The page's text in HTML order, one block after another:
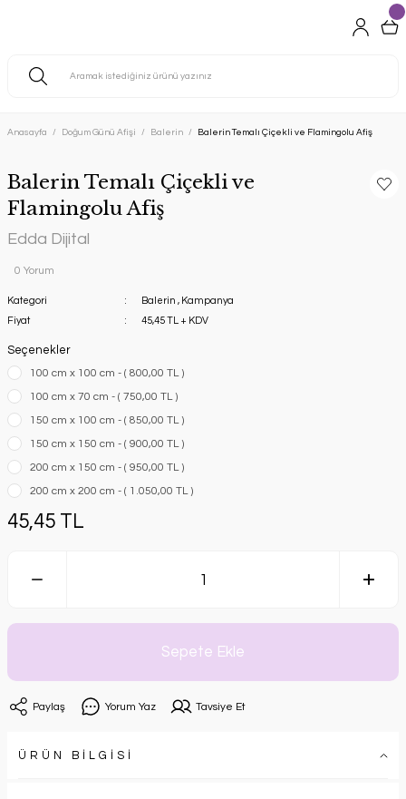
Anasayfa Doğum Günü Afişi Balerin Balerin Temalı Çiçekli ve Flamingolu Afiş
Balerin Temalı Çiçekli ve
Flamingolu Afiş
Edda Dijital
0 Yorum
Kategori Balerin , Kampanya
Fiyat
45,45 TL + KDV
Seçenekler
100 cm x 100 cm - ( 800,00 TL )
100 cm x 70 cm - ( 750,00 TL )
150 cm x 100 cm - ( 850,00 TL )
150 cm x 150 cm - ( 900,00 TL )
200 cm x 150 cm - ( 950,00 TL )
200 cm x 200 cm - ( 1.050,00 TL )
45,45 TL
Sepete Ekle
Paylaş Yorum Yaz Tavsiye Et
ÜRÜN BİLGİSİ